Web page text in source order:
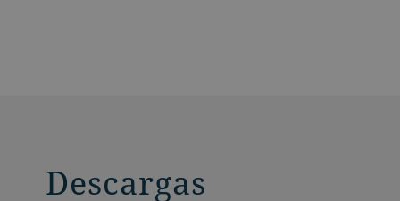
Descargas